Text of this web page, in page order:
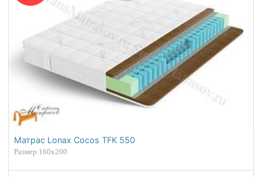
Матрас Lonax Cocos TFK 550
Размер 160х200